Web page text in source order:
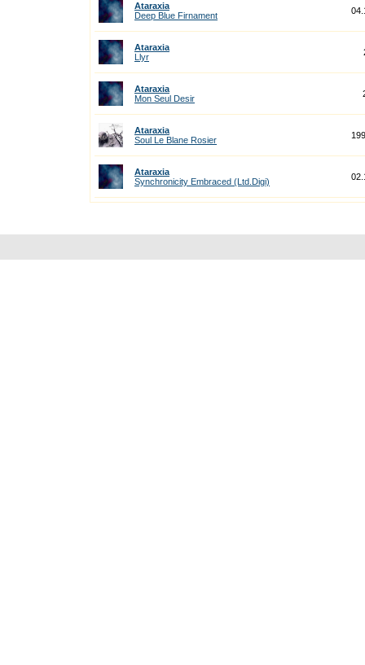
Ataraxia
Deep Blue Firnament
Ataraxia
Llyr
Ataraxia
Mon Seul Desir
Ataraxia
Soul Le Blane Rosier
Ataraxia
Synchronicity Embraced (Ltd.Digi)